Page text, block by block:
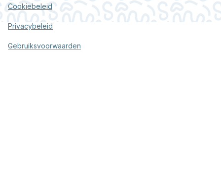
Cookiebeleid
Privacybeleid
Gebruiksvoorwaarden